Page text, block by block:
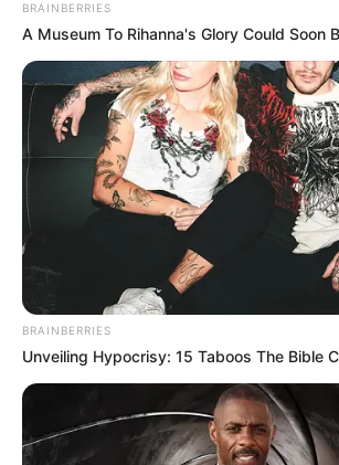
BRAINBERRIES
A Museum To Rihanna's Glory Could Soon
BRAINBERRIES
Unveiling Hypocrisy: 15 Taboos The Bible